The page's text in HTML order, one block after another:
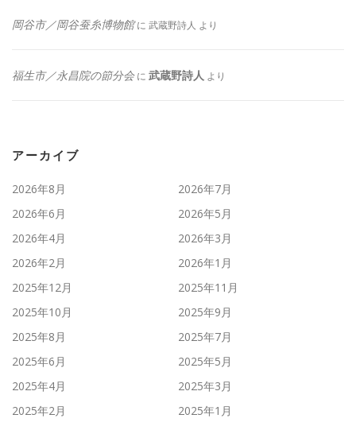
岡谷市／岡谷蚕糸博物館に 武蔵野詩人 より
福生市／永昌院の節分会に 武蔵野詩人 より
アーカイブ
2026年8月
2026年7月
2026年6月
2026年5月
2026年4月
2026年3月
2026年2月
2026年1月
2025年12月
2025年11月
2025年10月
2025年9月
2025年8月
2025年7月
2025年6月
2025年5月
2025年4月
2025年3月
2025年2月
2025年1月